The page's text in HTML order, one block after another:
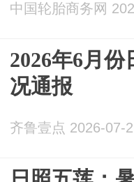
中国轮胎商务网
2026年6月
况通报
齐鲁壹点 2026-07-